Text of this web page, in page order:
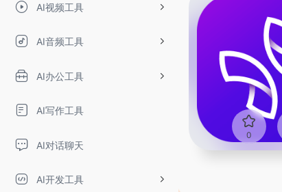
AI视频工具
AI音频工具
AI办公工具
AI写作工具
AI对话聊天
AI开发工具
0